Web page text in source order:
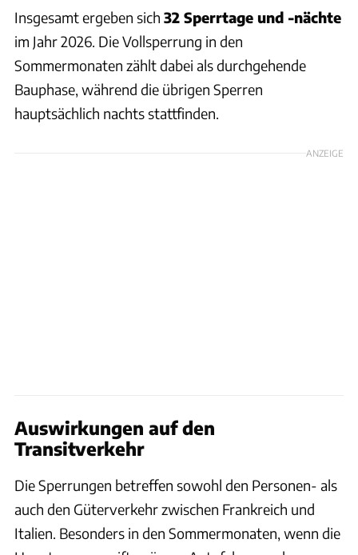
Insgesamt ergeben sich 32 Sperrtage und -nächte
im Jahr 2026. Die Vollsperrung in den
Sommermonaten zählt dabei als durchgehende
Bauphase, während die übrigen Sperren
hauptsächlich nachts stattfinden.
ANZEIGE
Auswirkungen auf den
Transitverkehr
Die Sperrungen betreffen sowohl den Personen- als
auch den Güterverkehr zwischen Frankreich und
Italien. Besonders in den Sommermonaten, wenn die